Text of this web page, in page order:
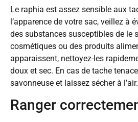
Le raphia est assez sensible aux
l’apparence de votre sac, veillez à
des substances susceptibles de le
cosmétiques ou des produits
apparaissent, nettoyez-les
doux et sec. En cas de tache
savonneuse et laissez sécher à l’air.
Ranger